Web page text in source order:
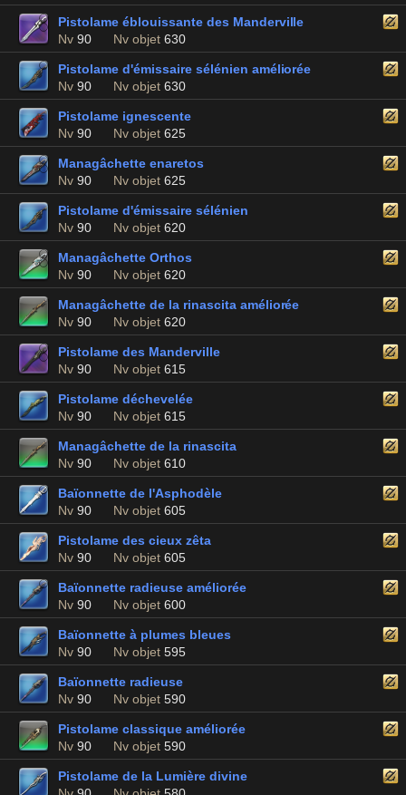
Pistolame éblouissante des Manderville
Nv 90 Nv objet 630
Pistolame d'émissaire sélénien améliorée
Nv 90 Nv objet 630
Pistolame ignescente
Nv 90 Nv objet 625
Managâchette enaretos
Nv 90 Nv objet 625
Pistolame d'émissaire sélénien
Nv 90 Nv objet 620
Managâchette Orthos
Nv 90 Nv objet 620
Managâchette de la rinascita améliorée
Nv 90 Nv objet 620
Pistolame des Manderville
Nv 90 Nv objet 615
Pistolame déchevelée
Nv 90 Nv objet 615
Managâchette de la rinascita
Nv 90 Nv objet 610
Baïonnette de l'Asphodèle
Nv 90 Nv objet 605
Pistolame des cieux zêta
Nv 90 Nv objet 605
Baïonnette radieuse améliorée
Nv 90 Nv objet 600
Baïonnette à plumes bleues
Nv 90 Nv objet 595
Baïonnette radieuse
Nv 90 Nv objet 590
Pistolame classique améliorée
Nv 90 Nv objet 590
Pistolame de la Lumière divine